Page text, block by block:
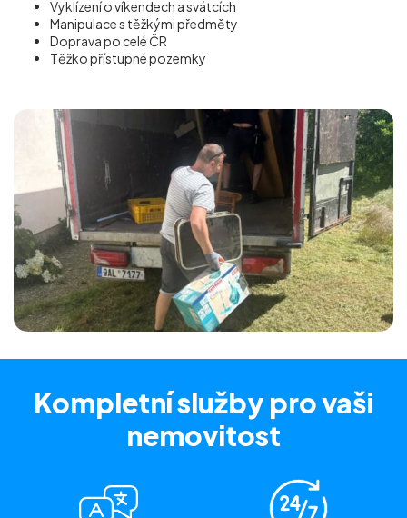
Vyklízení o víkendech a svátcích
Manipulace s těžkými předměty
Doprava po celé ČR
Těžko přístupné pozemky
Kompletní služby pro vaši
nemovitost